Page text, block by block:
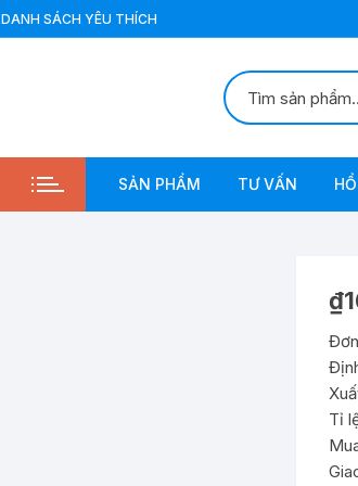
DANH SÁCH YÊU THÍCH
SẢN PHẨM
THỰC PHẨM CHỨC NĂNG
TƯ VẤN
ẢNH БTN
THIÊN ĐỊCH
₫
Tỉ